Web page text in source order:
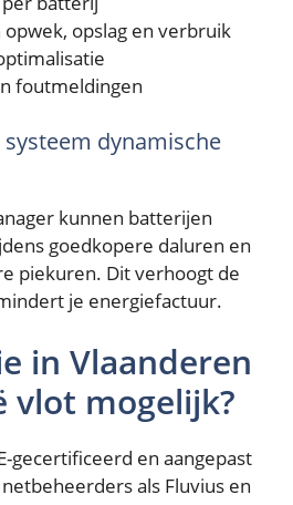
opslag en verbruik
foutmeldingen
dynamische
kunnen batterijen
goedkopere daluren en
piekuren. Dit verhoogt de
je energiefactuur.
in Vlaanderen
vlot mogelijk?
gecertificeerd en aangepast
als Fluvius en